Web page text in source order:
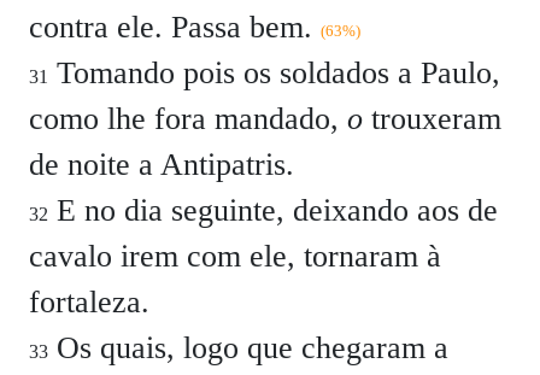
contra ele. Passa bem. (63%)
31 Tomando pois os soldados a Paulo,
como lhe fora mandado, o trouxeram
de noite a Antipatris.
32 E no dia seguinte, deixando aos de
cavalo irem com ele, tornaram à
fortaleza.
33 Os quais, logo que chegaram a